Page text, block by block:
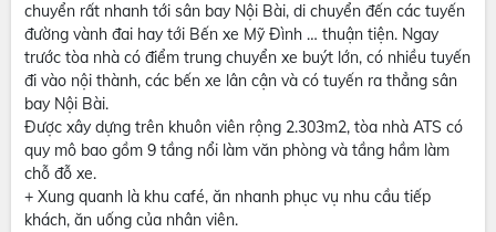
chuyển rất nhanh tới sân bay Nội Bài, di chuyển đến các tuyến
đường vành đai hay tới Bến xe Mỹ Đình … thuận tiện. Ngay
trước tòa nhà có điểm trung chuyển xe buýt lớn, có nhiều tuyến
đi vào nội thành, các bến xe lân cận và có tuyến ra thẳng sân
bay Nội Bài.
Được xây dựng trên khuôn viên rộng 2.303m2, tòa nhà ATS có
quy mô bao gồm 9 tầng nổi làm văn phòng và tầng hầm làm
chỗ đỗ xe.
+ Xung quanh là khu café, ăn nhanh phục vụ nhu cầu tiếp
khách, ăn uống của nhân viên.